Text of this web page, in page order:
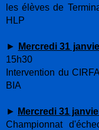
les élèves de
HLP
► Mercredi 31
15h30
Intervention du
BIA
► Mercredi 31
Championnat